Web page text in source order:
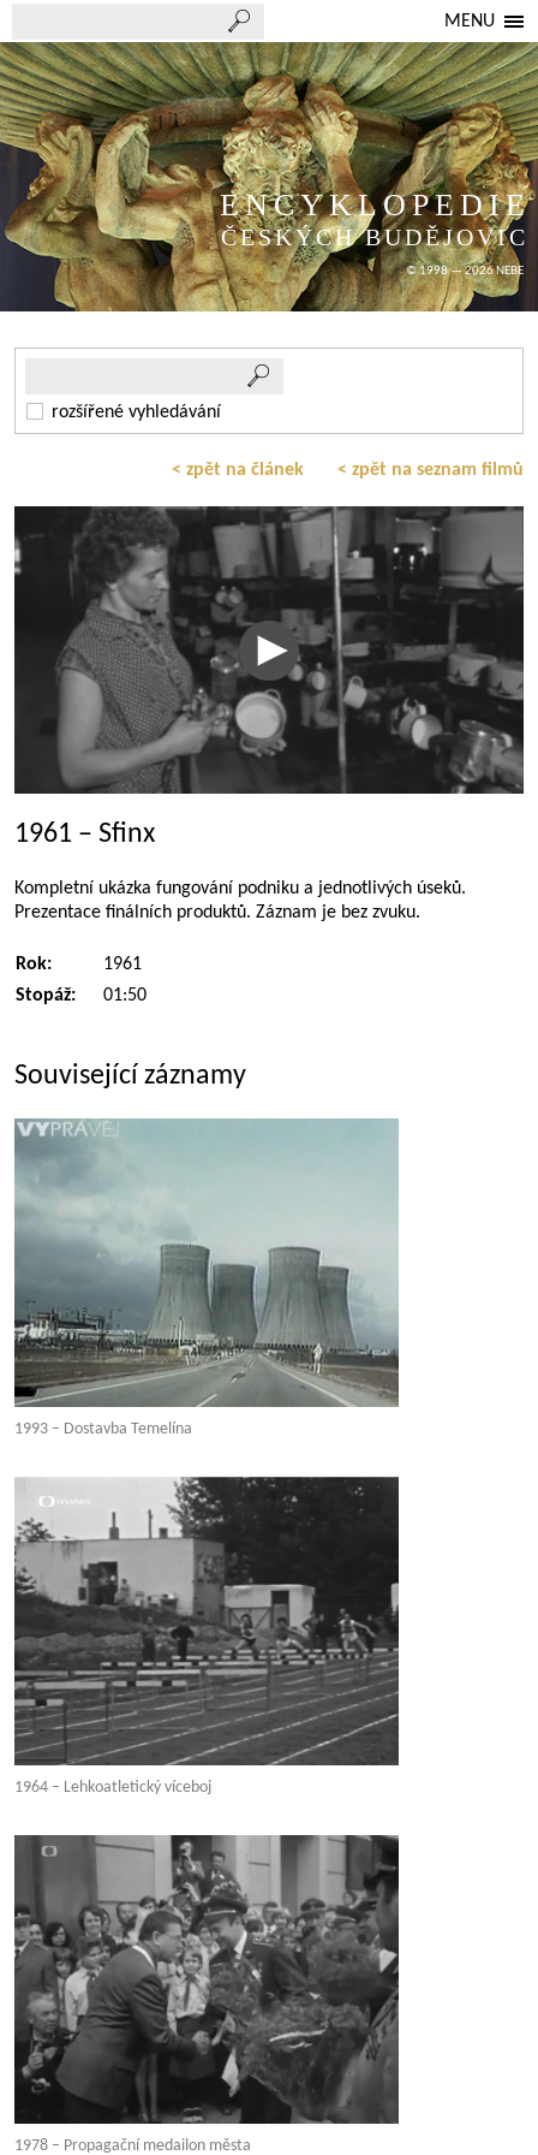
MENU
ENCYKLOPEDIE
ČESKÝCH BUDĚJOVIC
© 1998 — 2026 NEBE
rozšířené vyhledávání
< zpět na článek < zpět na seznam filmů
1961 – Sfinx
Kompletní ukázka fungování podniku a jednotlivých úseků.
Prezentace finálních produktů. Záznam je bez zvuku.
Rok:
1961
Stopáž:
01:50
Související záznamy
1993 – Dostavba Temelína
1964 – Lehkoatletický víceboj
1978 – Propagační medailon města